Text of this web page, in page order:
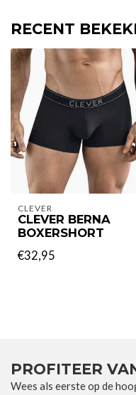
RECENT
CLEVER
CLEVER BERNA
BOXERSHORT
€32,95
PROFITEER
Wees als eerste op de